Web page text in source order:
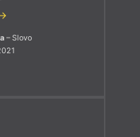
– Slovo